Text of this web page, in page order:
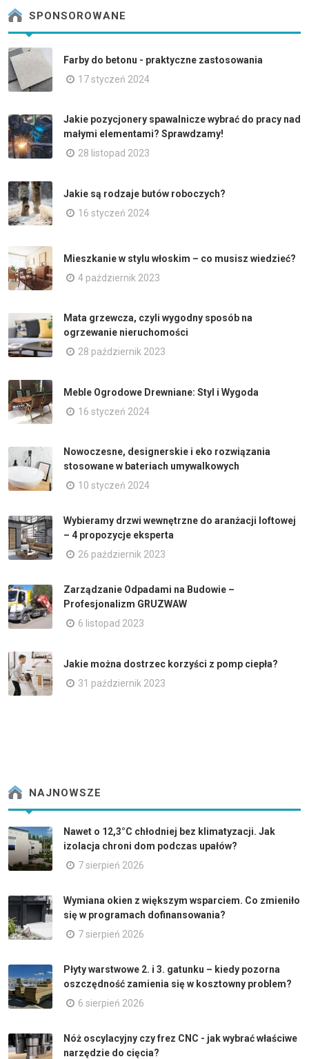
SPONSOROWANE
Farby do betonu - praktyczne zastosowania
17 styczeń 2024
Jakie pozycjonery spawalnicze wybrać do pracy nad
małymi elementami? Sprawdzamy!
28 listopad 2023
Jakie są rodzaje butów roboczych?
16 styczeń 2024
Mieszkanie w stylu włoskim – co musisz wiedzieć?
4 październik 2023
Mata grzewcza, czyli wygodny sposób na
ogrzewanie nieruchomości
28 październik 2023
Meble Ogrodowe Drewniane: Styl i Wygoda
16 styczeń 2024
Nowoczesne, designerskie i eko rozwiązania
stosowane w bateriach umywalkowych
10 styczeń 2024
Wybieramy drzwi wewnętrzne do aranżacji loftowej
– 4 propozycje eksperta
26 październik 2023
Zarządzanie Odpadami na Budowie –
Profesjonalizm GRUZWAW
6 listopad 2023
Jakie można dostrzec korzyści z pomp ciepła?
31 październik 2023
NAJNOWSZE
Nawet o 12,3°C chłodniej bez klimatyzacji. Jak
izolacja chroni dom podczas upałów?
7 sierpień 2026
Wymiana okien z większym wsparciem. Co zmieniło
się w programach dofinansowania?
7 sierpień 2026
Płyty warstwowe 2. i 3. gatunku – kiedy pozorna
oszczędność zamienia się w kosztowny problem?
6 sierpień 2026
Nóż oscylacyjny czy frez CNC - jak wybrać właściwe
narzędzie do cięcia?